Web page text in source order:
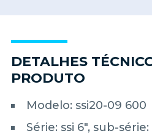
DETALHES
PRODUTO
Modelo: ssi20-09 600
Série: ssi 6", sub-série: